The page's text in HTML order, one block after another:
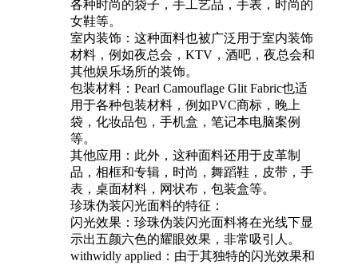
各种时尚的袋子，手工艺品，手表，时尚的
女鞋等。
室内装饰：这种面料也被广泛用于室内装饰
材料，例如夜总会，KTV，酒吧，夜总会和
其他娱乐场所的装饰。
包装材料：Pearl Camouflage Glit Fabric也适
用于各种包装材料，例如PVC商标，晚上
袋，化妆品包，手机盒，笔记本电脑案例
等。
其他应用：此外，这种面料还用于皮革制
品，相框和专辑，时尚，舞蹈鞋，皮带，手
表，桌面材料，网状布，包装盒等。
珍珠伪装闪光面料的特征：
闪光效果：珍珠伪装闪光面料将在光线下显
示出五颜六色的耀眼效果，非常吸引人。
withwidly applied‌：由于其独特的闪光效果和